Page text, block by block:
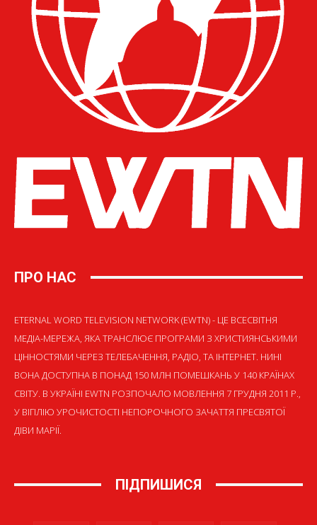
ПРО НАС
ETERNAL WORD TELEVISION NETWORK (EWTN) - ЦЕ ВСЕСВІТНЯ
МЕДІА-МЕРЕЖА, ЯКА ТРАНСЛЮЄ ПРОГРАМИ З ХРИСТИЯНСЬКИМИ
ЦІННОСТЯМИ ЧЕРЕЗ ТЕЛЕБАЧЕННЯ, РАДІО, ТА ІНТЕРНЕТ. НИНІ
ВОНА ДОСТУПНА В ПОНАД 150 МЛН ПОМЕШКАНЬ У 140 КРАЇНАХ
СВІТУ. В УКРАЇНІ EWTN РОЗПОЧАЛО МОВЛЕННЯ 7 ГРУДНЯ 2011 Р.,
У ВІГІЛІЮ УРОЧИСТОСТІ НЕПОРОЧНОГО ЗАЧАТТЯ ПРЕСВЯТОЇ
ДІВИ МАРІЇ.
ПІДПИШИСЯ